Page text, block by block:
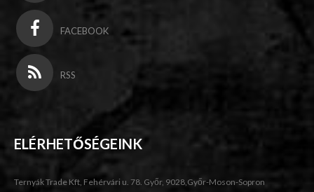
FACEBOOK
RSS
ELÉRHETŐSÉGEINK
Ternyák Trade Kft, Fehérvári u. 78. Győr, 9028,Győr-Moson-Sopron